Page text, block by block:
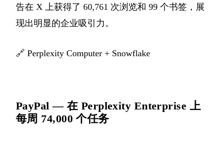
告在 X 上获得了 60,761 次浏览和 99 个书签，展
现出明显的企业吸引力。
🔗 Perplexity Computer + Snowflake
PayPal — 在 Perplexity Enterprise 上
每周 74,000 个任务